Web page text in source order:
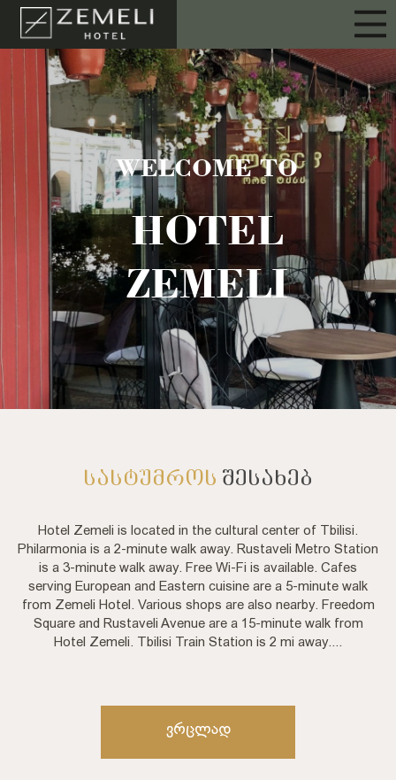
WELCOME TO
HOTEL
ZEMELI
ᲡᲐᲡᲢᲣᲛᲠᲝᲡ ᲨᲔᲡᲐᲮᲔᲑ
Hotel Zemeli is located in the cultural center of Tbilisi.
Philarmonia is a 2-minute walk away. Rustaveli Metro Station
is a 3-minute walk away. Free Wi-Fi is available. Cafes
serving European and Eastern cuisine are a 5-minute walk
from Zemeli Hotel. Various shops are also nearby. Freedom
Square and Rustaveli Avenue are a 15-minute walk from
Hotel Zemeli. Tbilisi Train Station is 2 mi away....
Ვრცლად